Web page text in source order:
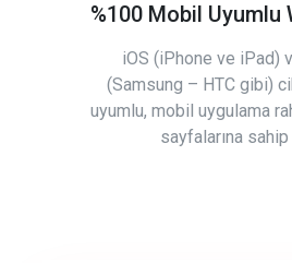
%100 Mobil Uyumlu
iOS (iPhone ve iPad)
(Samsung – HTC gibi)
uyumlu, mobil uygulama
sayfalarına sahip